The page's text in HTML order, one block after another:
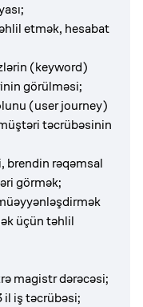
etmək, hesabat
(keyword)
görülməsi;
(user journey)
təcrübəsinin
brendin rəqəmsal
görmək;
üçün təhlil
magistr dərəcəsi;
il iş təcrübəsi;